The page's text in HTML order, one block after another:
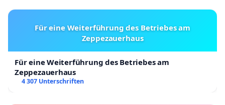
Für eine Weiterführung des Betriebes am
Zeppezauerhaus
Für eine Weiterführung des Betriebes am
Zeppezauerhaus
4 307 Unterschriften